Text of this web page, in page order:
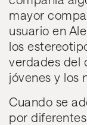
mayor
usuario en
los
verdades del
jóvenes y los
Cuando se
por